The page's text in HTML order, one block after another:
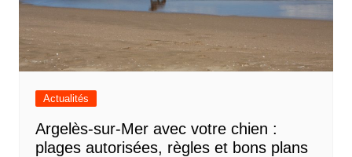
Actualités
Argelès-sur-Mer avec votre chien :
plages autorisées, règles et bons plans